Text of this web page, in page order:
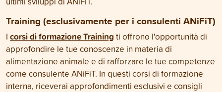
Training (esclusivamente per i consulenti ANiFiT)
I corsi di formazione Training ti offrono l'opportunità di
approfondire le tue conoscenze in materia di
alimentazione animale e di rafforzare le tue competenze
come consulente ANiFiT. In questi corsi di formazione
interna, riceverai approfondimenti esclusivi e consigli